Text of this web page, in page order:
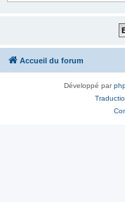
Accueil du forum
Développé par